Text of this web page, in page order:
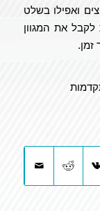
ואפילו בשלט
את המגוון
זמן.